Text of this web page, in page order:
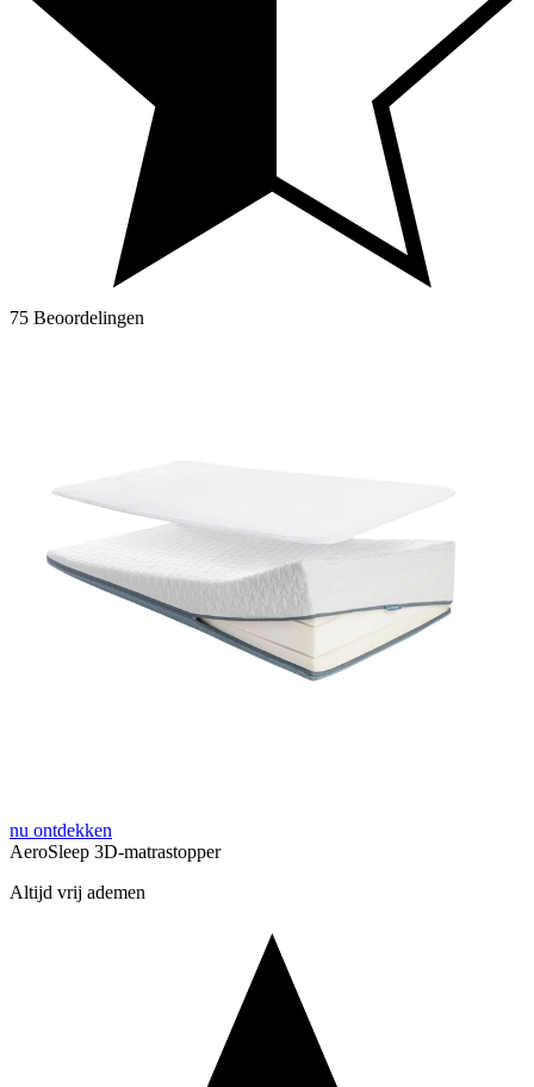
75 Beoordelingen
nu ontdekken
AeroSleep 3D-matrastopper
Altijd vrij ademen